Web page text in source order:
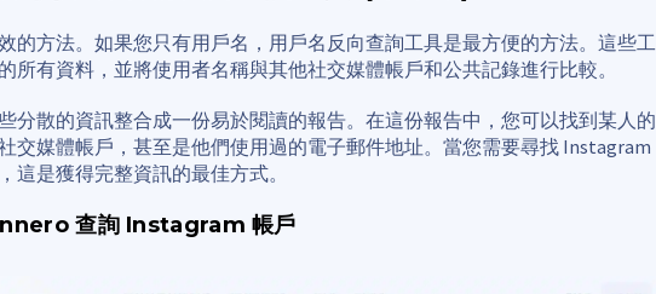
的方法。如果您只有用戶名，用戶名反向查詢工具是最方便的方法。這些工
所有資料，並將使用者名稱與其他社交媒體帳戶和公共記錄進行比較。
分散的資訊整合成一份易於閱讀的報告。在這份報告中，您可以找到某人的
交媒體帳戶，甚至是他們使用過的電子郵件地址。當您需要尋找 Instagram
這是獲得完整資訊的最佳方式。
查詢 Instagram 帳戶